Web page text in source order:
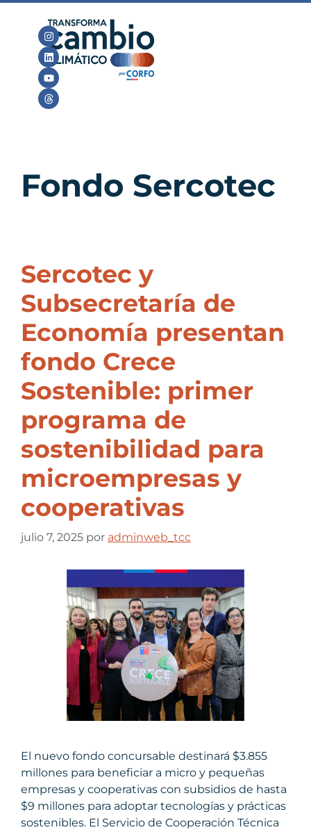
Fondo Sercotec
Sercotec y
Subsecretaría de
Economía presentan
fondo Crece
Sostenible: primer
programa de
sostenibilidad para
microempresas y
cooperativas
julio 7, 2025 por adminweb_tcc
El nuevo fondo concursable destinará $3.855
millones para beneficiar a micro y pequeñas
empresas y cooperativas con subsidios de hasta
$9 millones para adoptar tecnologías y prácticas
sostenibles. El Servicio de Cooperación Técnica